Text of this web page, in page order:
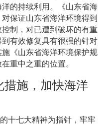
的持续利用。《山东省海
保证山东省海洋环境得到
制，对已遭到破坏的有重
有效修复具有很强的针对
《山东省海洋环境保护规
重中之重的位置。
措施，加快海洋
十七大精神为指针，牢牢